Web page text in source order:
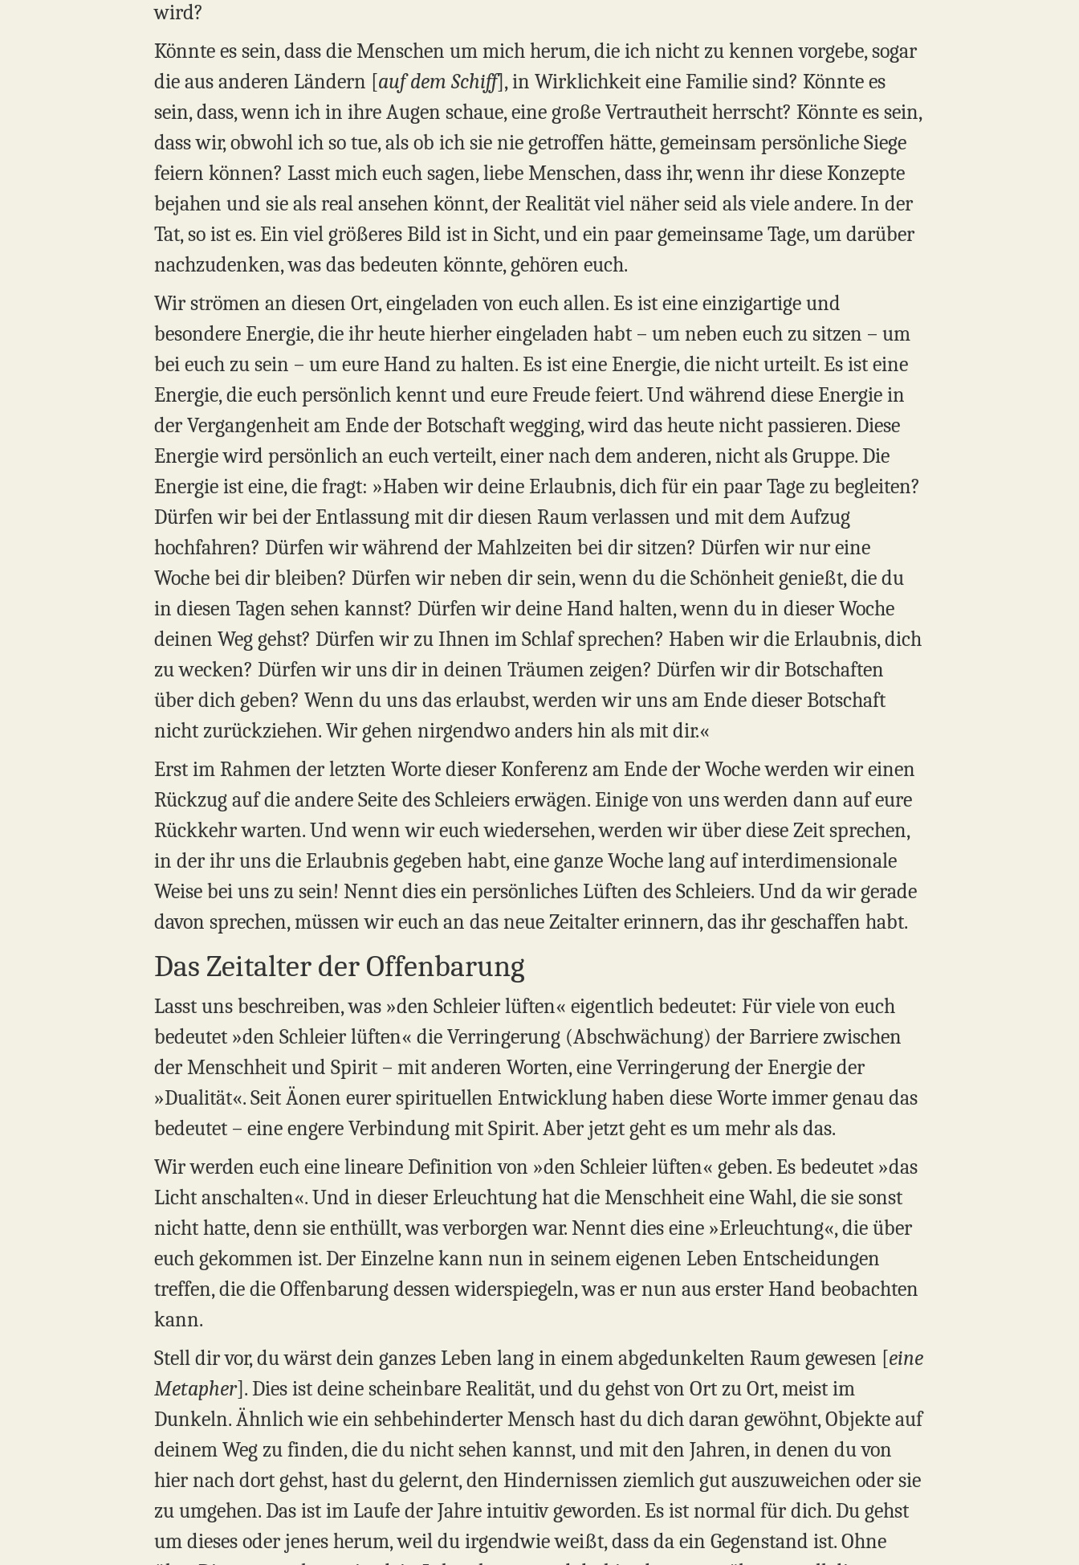
wird?
Könnte es sein, dass die Menschen um mich herum, die ich nicht zu kennen vorgebe, sogar
die aus anderen Ländern [auf dem Schiff], in Wirklichkeit eine Familie sind? Könnte es
sein, dass, wenn ich in ihre Augen schaue, eine große Vertrautheit herrscht? Könnte es sein,
dass wir, obwohl ich so tue, als ob ich sie nie getroffen hätte, gemeinsam persönliche Siege
feiern können? Lasst mich euch sagen, liebe Menschen, dass ihr, wenn ihr diese Konzepte
bejahen und sie als real ansehen könnt, der Realität viel näher seid als viele andere. In der
Tat, so ist es. Ein viel größeres Bild ist in Sicht, und ein paar gemeinsame Tage, um darüber
nachzudenken, was das bedeuten könnte, gehören euch.
Wir strömen an diesen Ort, eingeladen von euch allen. Es ist eine einzigartige und
besondere Energie, die ihr heute hierher eingeladen habt – um neben euch zu sitzen – um
bei euch zu sein – um eure Hand zu halten. Es ist eine Energie, die nicht urteilt. Es ist eine
Energie, die euch persönlich kennt und eure Freude feiert. Und während diese Energie in
der Vergangenheit am Ende der Botschaft wegging, wird das heute nicht passieren. Diese
Energie wird persönlich an euch verteilt, einer nach dem anderen, nicht als Gruppe. Die
Energie ist eine, die fragt: »Haben wir deine Erlaubnis, dich für ein paar Tage zu begleiten?
Dürfen wir bei der Entlassung mit dir diesen Raum verlassen und mit dem Aufzug
hochfahren? Dürfen wir während der Mahlzeiten bei dir sitzen? Dürfen wir nur eine
Woche bei dir bleiben? Dürfen wir neben dir sein, wenn du die Schönheit genießt, die du
in diesen Tagen sehen kannst? Dürfen wir deine Hand halten, wenn du in dieser Woche
deinen Weg gehst? Dürfen wir zu Ihnen im Schlaf sprechen? Haben wir die Erlaubnis, dich
zu wecken? Dürfen wir uns dir in deinen Träumen zeigen? Dürfen wir dir Botschaften
über dich geben? Wenn du uns das erlaubst, werden wir uns am Ende dieser Botschaft
nicht zurückziehen. Wir gehen nirgendwo anders hin als mit dir.«
Erst im Rahmen der letzten Worte dieser Konferenz am Ende der Woche werden wir einen
Rückzug auf die andere Seite des Schleiers erwägen. Einige von uns werden dann auf eure
Rückkehr warten. Und wenn wir euch wiedersehen, werden wir über diese Zeit sprechen,
in der ihr uns die Erlaubnis gegeben habt, eine ganze Woche lang auf interdimensionale
Weise bei uns zu sein! Nennt dies ein persönliches Lüften des Schleiers. Und da wir gerade
davon sprechen, müssen wir euch an das neue Zeitalter erinnern, das ihr geschaffen habt.
Das Zeitalter der Offenbarung
Lasst uns beschreiben, was »den Schleier lüften« eigentlich bedeutet: Für viele von euch
bedeutet »den Schleier lüften« die Verringerung (Abschwächung) der Barriere zwischen
der Menschheit und Spirit – mit anderen Worten, eine Verringerung der Energie der
»Dualität«. Seit Äonen eurer spirituellen Entwicklung haben diese Worte immer genau das
bedeutet – eine engere Verbindung mit Spirit. Aber jetzt geht es um mehr als das.
Wir werden euch eine lineare Definition von »den Schleier lüften« geben. Es bedeutet »das
Licht anschalten«. Und in dieser Erleuchtung hat die Menschheit eine Wahl, die sie sonst
nicht hatte, denn sie enthüllt, was verborgen war. Nennt dies eine »Erleuchtung«, die über
euch gekommen ist. Der Einzelne kann nun in seinem eigenen Leben Entscheidungen
treffen, die die Offenbarung dessen widerspiegeln, was er nun aus erster Hand beobachten
kann.
Stell dir vor, du wärst dein ganzes Leben lang in einem abgedunkelten Raum gewesen [eine
Metapher]. Dies ist deine scheinbare Realität, und du gehst von Ort zu Ort, meist im
Dunkeln. Ähnlich wie ein sehbehinderter Mensch hast du dich daran gewöhnt, Objekte auf
deinem Weg zu finden, die du nicht sehen kannst, und mit den Jahren, in denen du von
hier nach dort gehst, hast du gelernt, den Hindernissen ziemlich gut auszuweichen oder sie
zu umgehen. Das ist im Laufe der Jahre intuitiv geworden. Es ist normal für dich. Du gehst
um dieses oder jenes herum, weil du irgendwie weißt, dass da ein Gegenstand ist. Ohne